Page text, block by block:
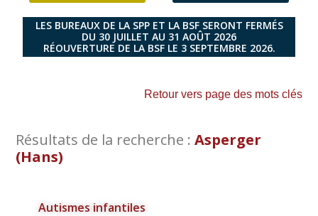
LES BUREAUX DE LA SPP ET LA BSF SERONT FERMÉS
DU 30 JUILLET AU 31 AOÛT 2026
RÉOUVERTURE DE LA BSF LE 3 SEPTEMBRE 2026.
Retour vers page des mots clés
Résultats de la recherche : Asperger
(Hans)
Autismes infantiles